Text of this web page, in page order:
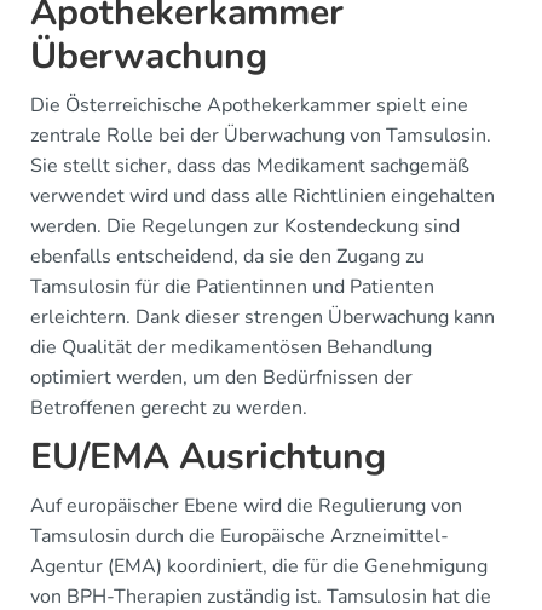
Apothekerkammer
Überwachung
Die Österreichische Apothekerkammer spielt eine
zentrale Rolle bei der Überwachung von Tamsulosin.
Sie stellt sicher, dass das Medikament sachgemäß
verwendet wird und dass alle Richtlinien eingehalten
werden. Die Regelungen zur Kostendeckung sind
ebenfalls entscheidend, da sie den Zugang zu
Tamsulosin für die Patientinnen und Patienten
erleichtern. Dank dieser strengen Überwachung kann
die Qualität der medikamentösen Behandlung
optimiert werden, um den Bedürfnissen der
Betroffenen gerecht zu werden.
EU/EMA Ausrichtung
Auf europäischer Ebene wird die Regulierung von
Tamsulosin durch die Europäische Arzneimittel-
Agentur (EMA) koordiniert, die für die Genehmigung
von BPH-Therapien zuständig ist. Tamsulosin hat die